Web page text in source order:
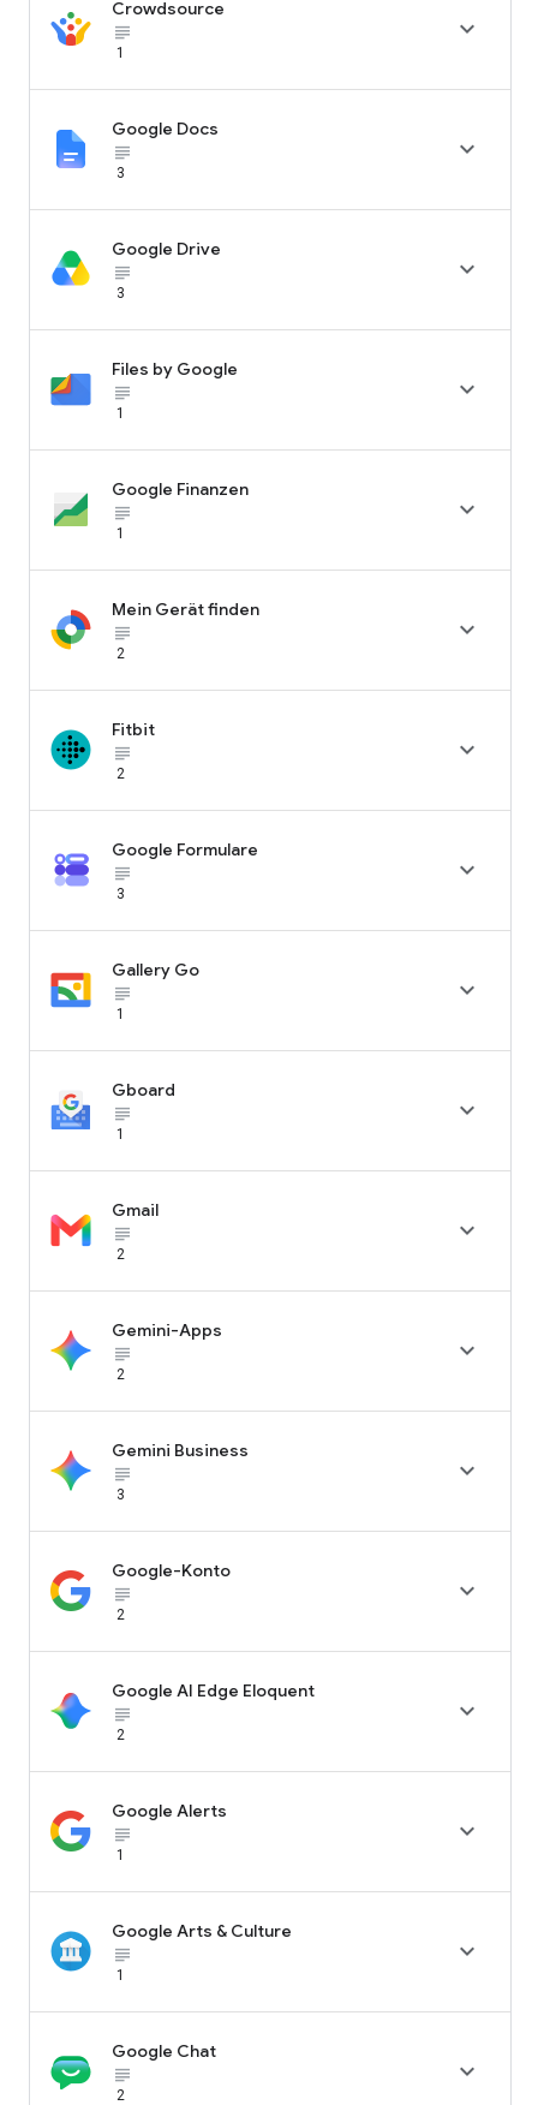
Crowdsource
subject_black
1

Google Docs
subject_black
3

Google Drive
subject_black
3

Files by Google
subject_black
1

Google Finanzen
subject_black
1

Mein Gerät finden
subject_black
2

Fitbit
subject_black
2

Google Formulare
subject_black
3

Gallery Go
subject_black
1

Gboard
subject_black
1

Gmail
subject_black
2

Gemini-Apps
subject_black
2

Gemini Business
subject_black
3

Google-Konto
subject_black
2

Google AI Edge Eloquent
subject_black
2

Google Alerts
subject_black
1

Google Arts & Culture
subject_black
1

Google Chat
subject_black
2
